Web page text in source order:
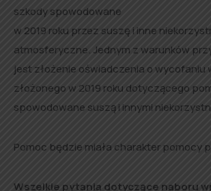
szkody spowodowane
w 2019 roku przez suszę i inne
atmosferyczne. Jednym z warunków
jest złożenie oświadczenia o wycofaniu
złożonego w 2019 roku dotyczącego
spowodowane suszą i innymi
Pomoc będzie miała charakter pomocy
Wszelkie pytania dotyczące naboru